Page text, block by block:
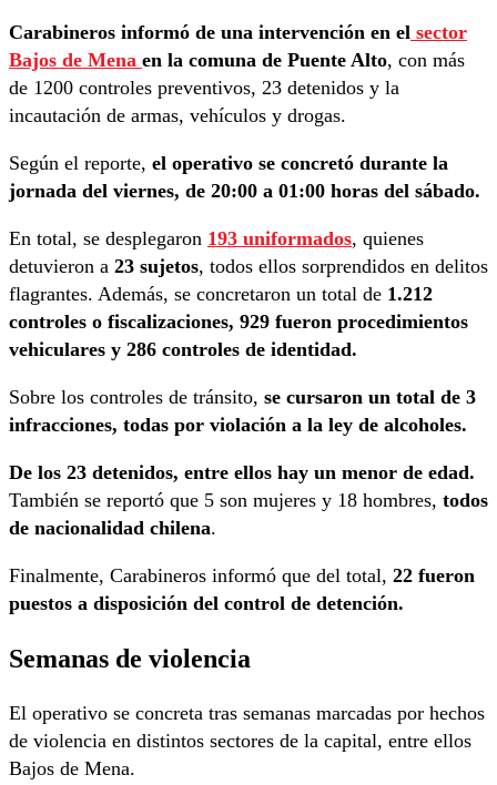
Carabineros informó de una intervención en el sector
Bajos de Mena en la comuna de Puente Alto, con más
de 1200 controles preventivos, 23 detenidos y la
incautación de armas, vehículos y drogas.
Según el reporte, el operativo se concretó durante la
jornada del viernes, de 20:00 a 01:00 horas del sábado.
En total, se desplegaron 193 uniformados, quienes
detuvieron a 23 sujetos, todos ellos sorprendidos en delitos
flagrantes. Además, se concretaron un total de 1.212
controles o fiscalizaciones, 929 fueron procedimientos
vehiculares y 286 controles de identidad.
Sobre los controles de tránsito, se cursaron un total de 3
infracciones, todas por violación a la ley de alcoholes.
De los 23 detenidos, entre ellos hay un menor de edad.
También se reportó que 5 son mujeres y 18 hombres, todos
de nacionalidad chilena.
Finalmente, Carabineros informó que del total, 22 fueron
puestos a disposición del control de detención.
Semanas de violencia
El operativo se concreta tras semanas marcadas por hechos
de violencia en distintos sectores de la capital, entre ellos
Bajos de Mena.